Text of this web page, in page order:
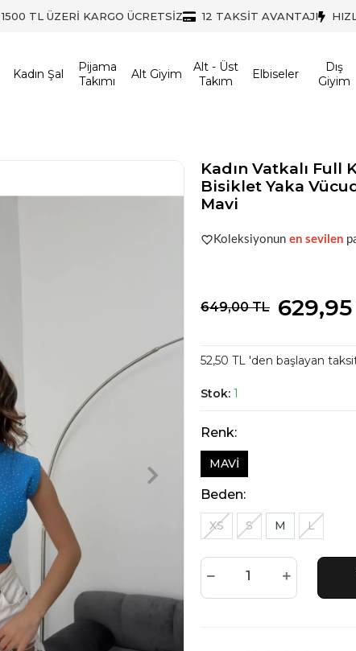
1500 TL ÜZERİ KARGO ÜCRETSİZ 12 TAKSİT AVANTAJI
Kadın Şal
Pijama
Takımı
Alt Giyim
Alt - Üst
Takım
Elbiseler
Dış
Giyim
Kadın Vatkalı Full
Bisiklet Yaka
Mavi
Şu anda
Koleksiyonun en sevilen
649,00 TL
52,50 TL 'den başlayan
Stok: 1
Renk:
MAVİ
Beden:
XS S M L